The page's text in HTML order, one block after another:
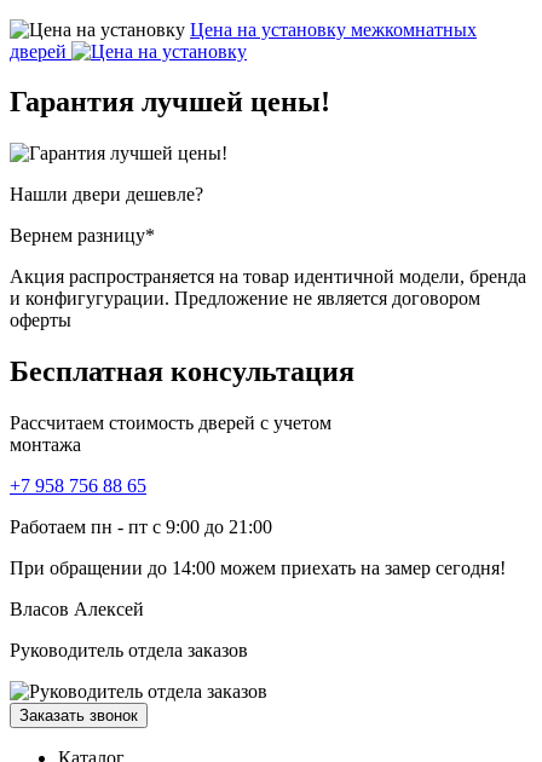
Цена на установку межкомнатных
дверей
Гарантия лучшей цены!
Нашли двери дешевле?
Вернем разницу*
Акция распространяется на товар идентичной модели, бренда
и конфигугурации. Предложение не является договором
оферты
Бесплатная консультация
Рассчитаем стоимость дверей с учетом
монтажа
+7 958 756 88 65
Работаем пн - пт с 9:00 до 21:00
При обращении до 14:00 можем приехать на замер сегодня!
Власов Алексей
Руководитель отдела заказов
Заказать звонок